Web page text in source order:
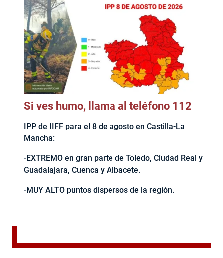
Si ves humo, llama al teléfono 112
IPP de IIFF para el 8 de agosto en Castilla-La
Mancha:
-EXTREMO en gran parte de Toledo, Ciudad Real y
Guadalajara, Cuenca y Albacete.
-MUY ALTO puntos dispersos de la región.